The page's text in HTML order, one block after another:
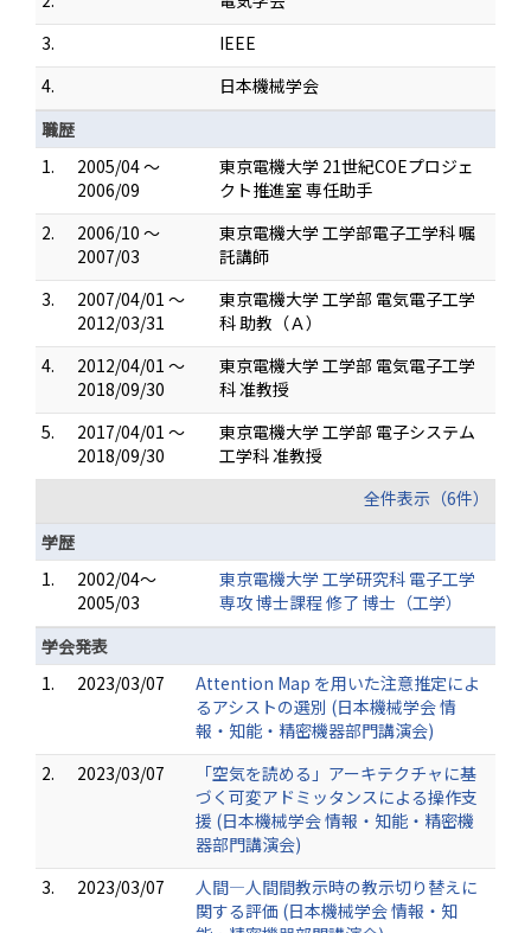
3.
IEEE
4.
日本機械学会
職歴
1.
2005/04 ～
2006/09
東京電機大学 21世紀COEプロジェ
クト推進室 専任助手
2.
2006/10 ～
2007/03
東京電機大学 工学部電子工学科 嘱
託講師
3.
2007/04/01 ～
2012/03/31
東京電機大学 工学部 電気電子工学
科 助教（Ａ）
4.
2012/04/01 ～
2018/09/30
東京電機大学 工学部 電気電子工学
科 准教授
5.
2017/04/01 ～
2018/09/30
東京電機大学 工学部 電子システム
工学科 准教授
全件表示（6件）
学歴
1.
2002/04～
2005/03
東京電機大学 工学研究科 電子工学
専攻 博士課程 修了 博士（工学）
学会発表
1.
2023/03/07
Attention Map を用いた注意推定によ
るアシストの選別 (日本機械学会 情
報・知能・精密機器部門講演会)
2.
2023/03/07
「空気を読める」アーキテクチャに基
づく可変アドミッタンスによる操作支
援 (日本機械学会 情報・知能・精密機
器部門講演会)
3.
2023/03/07
人間―人間間教示時の教示切り替えに
関する評価 (日本機械学会 情報・知